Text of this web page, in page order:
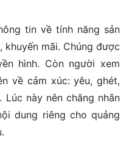
tin về tính năng sản
khuyến mãi. Chúng được
hình. Còn người xem
về cảm xúc: yêu, ghét,
này nên chăng nhãn
dung riêng cho quảng